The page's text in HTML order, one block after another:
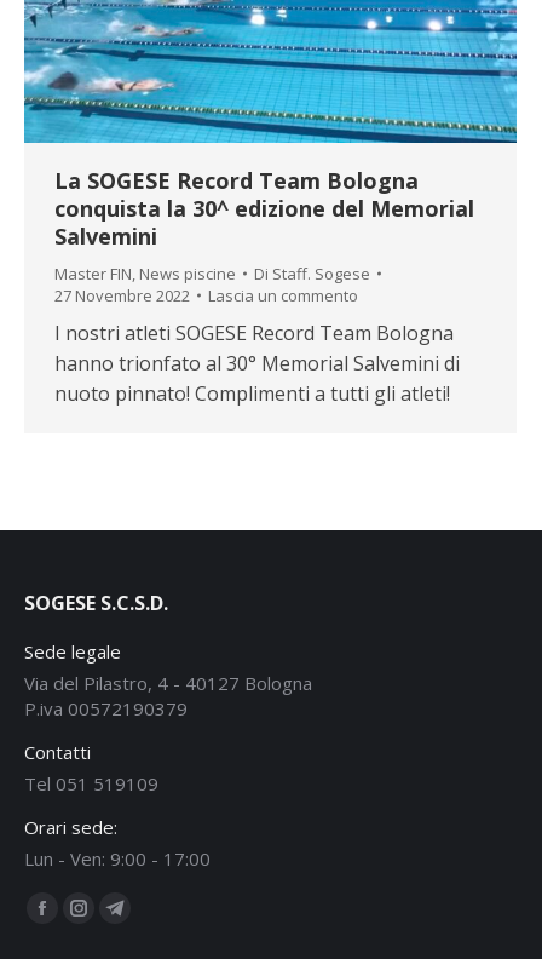
La SOGESE Record Team Bologna
conquista la 30^ edizione del Memorial
Salvemini
Master FIN, News piscine Di Staff. Sogese
27 Novembre 2022
Lascia un commento
I nostri atleti SOGESE Record Team Bologna
hanno trionfato al 30° Memorial Salvemini di
nuoto pinnato! Complimenti a tutti gli atleti!
SOGESE S.C.S.D.
Sede legale
Via del Pilastro, 4 - 40127 Bologna
P.iva 00572190379
Contatti
Tel 051 519109
Orari sede:
Lun - Ven: 9:00 - 17:00
Ci puoi trovare su:
Facebook
Instagram
Telegram